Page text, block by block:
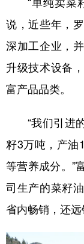
“单纯卖菜
说，近些年，
深加工企业，
升级技术设备
富产品品类。
“我们引进
籽3万吨，产油
等营养成分。”
司生产的菜籽
省内畅销，还远